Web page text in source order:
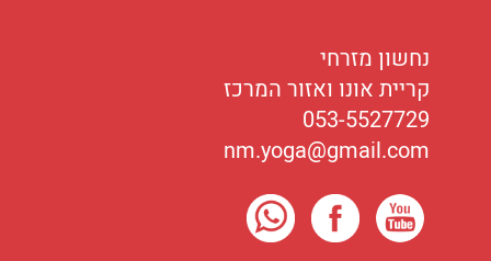
נחשון מזרחי
קריית אונו ואזור המרכז
053-5527729
nm.yoga@gmail.com